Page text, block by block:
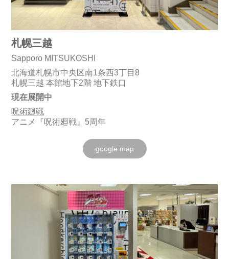
札幌三越
Sapporo MITSUKOSHI
北海道札幌市中央区南1条西3丁目8
札幌三越 本館地下2階 地下鉄口
現在展開中
呪術廻戦
アニメ『呪術廻戦』5周年
google map